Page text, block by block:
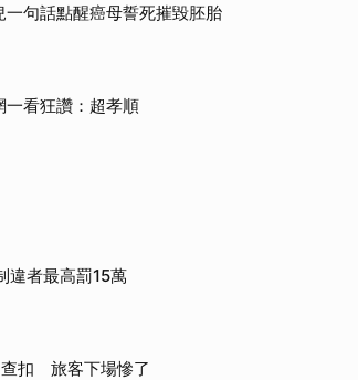
句話點醒癌母誓死摧毀胚胎
看狂讚：超孝順
違者最高罰15萬
扣 旅客下場慘了